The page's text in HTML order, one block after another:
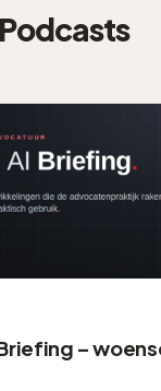
Podcasts
–